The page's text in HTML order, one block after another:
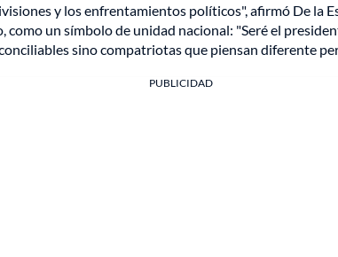
y los enfrentamientos políticos", afirmó De la
un símbolo de unidad nacional: "Seré el
sino compatriotas que piensan diferente
PUBLICIDAD